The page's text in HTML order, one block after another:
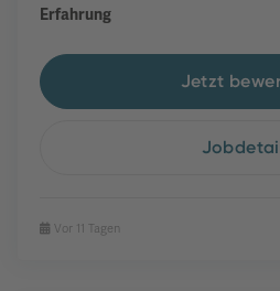
Erfahrung
Jetzt
Vor 11 Tagen